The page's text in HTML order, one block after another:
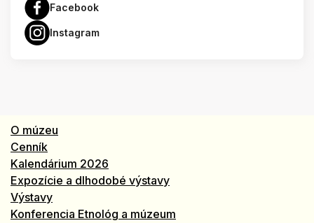
Facebook
Instagram
O múzeu
Cenník
Kalendárium 2026
Expozície a dlhodobé výstavy
Výstavy
Konferencia Etnológ a múzeum